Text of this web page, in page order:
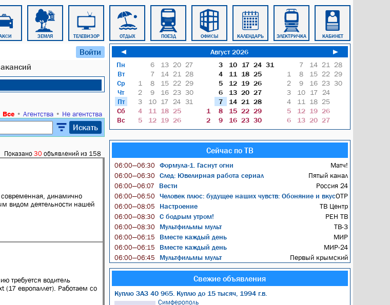
ЗЕМЛЯ ТЕЛЕВИЗОР ОТДЫХ ПОЕЗД ОФИСЫ КАЛЕНДАРЬ ЭЛЕКТРИЧКА КАБИНЕТ
Войти
Все• Агентства• Не агентства
Искать
Показано 30 объявлений из 158
современная, динамично
видом деятельности нашей
требуется водитель
(17 европаллет). Работаем со
◄ Август 2026
►
Пн
Вт
Ср
Чт
Пт
Сб
Вс
6 13 20 27
7
14 21
28
1
8 15 22 29
2
9 16 23 30
3
10 17 24 31
4
11 18 25
5
12 19 26
3 10 17 24 31
4
11 18 25
5
12 19 26
6
13 20 27
7
14 21
28
1
8 15 22 29
2
9 16 23 30
7 14 21
28
1
8 15 22 29
2
9 16 23 30
3
10 17
24
4
11 18 25
5
12 19 26
6
13 20 27
Сейчас по ТВ
06:00—06:30 Формула-1. Гаснут огни Матч!
06:00—06:30 След: Ювелирная работа сериал Пятый канал
06:00—06:07 Вести Россия 24
06:00—06:50 Человек плюс: будущее наших чувств: Обоняние и вкусОТР
06:00—08:05 Настроение ТВ Центр
06:00—08:30 С бодрым утром! РЕН ТВ
06:00—08:30 Мультфильмы мульт ТВ-3
06:00—06:15 Вместе каждый день МИР
06:00—06:15 Вместе каждый день МИР-24
06:00—06:45 Мультфильмы мульт Первый крымский
Свежие объявления
Куплю ЗАЗ 40 965. Куплю до 15 тысяч, 1994 г.в.
Симферополь